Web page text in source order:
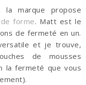
marque propose
forme. Matt est le
de fermeté en un.
et je trouve,
de mousses
la fermeté que vous